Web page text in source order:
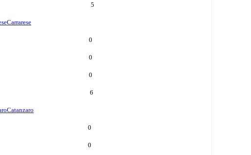
5
Carrarese
0
0
0
6
Catanzaro
0
0